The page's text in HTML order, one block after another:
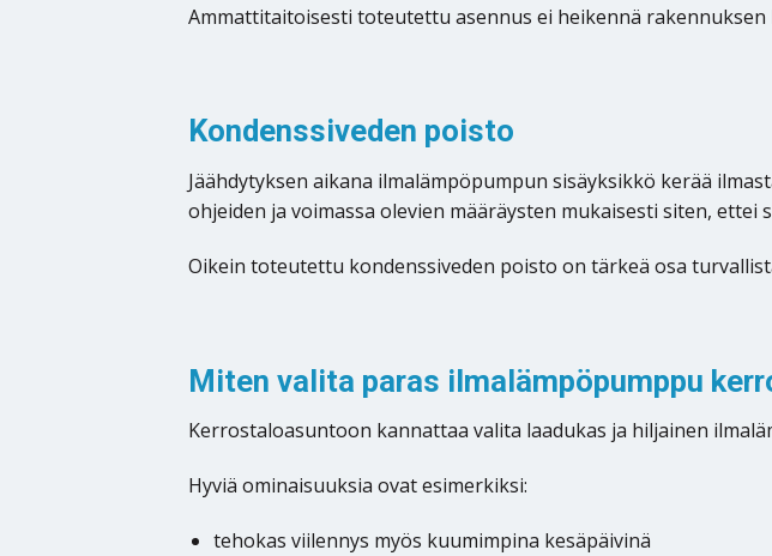
Ammattitaitoisesti toteutettu asennus ei heikennä rakennuksen
Kondenssiveden poisto
Jäähdytyksen aikana ilmalämpöpumpun sisäyksikkö kerää
ohjeiden ja voimassa olevien määräysten mukaisesti siten,
Oikein toteutettu kondenssiveden poisto on tärkeä osa
Miten valita paras ilmalämpöpumppu
Kerrostaloasuntoon kannattaa valita laadukas ja hiljainen
Hyviä ominaisuuksia ovat esimerkiksi:
tehokas viilennys myös kuumimpina kesäpäivinä